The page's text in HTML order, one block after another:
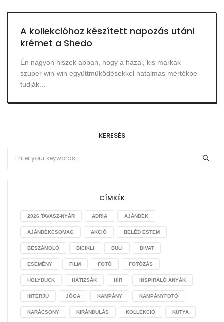
A kollekcióhoz készített napozás utáni
krémet a Shedo
Én nagyon hiszek abban, hogy a hazai, kis márkák
szuper win-win együttműködésekkel hatalmas mértékbe
tudják...
KERESÉS
CÍMKÉK
2026 TAVASZ-NYÁR ADRIA AJÁNDÉK
AJÁNDÉKCSOMAG AKCIÓ BELÉD ESTEM
BESZÁMOLÓ BICIKLI BULI DIVAT
ESEMÉNY FILM FOTÓ FOTÓZÁS
HOLYDUCK HÁTIZSÁK HÍR INSPIRÁLÓ ANYÁK
INTERJÚ JÓGA KAMPÁNY KAMPÁNYFOTÓ
KARÁCSONY KIRÁNDULÁS KOLLEKCIÓ KUTYA